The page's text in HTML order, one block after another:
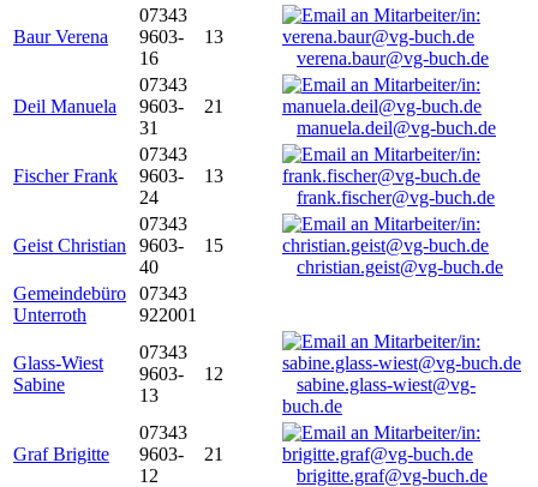
Baur Verena
07343
9603-
16
13
verena.baur@vg-buch.de
Deil Manuela
07343
9603-
31
21
manuela.deil@vg-buch.de
Fischer Frank
07343
9603-
24
13
frank.fischer@vg-buch.de
Geist Christian
07343
9603-
40
15
christian.geist@vg-buch.de
Gemeindebüro
Unterroth
07343
922001
Glass-Wiest
Sabine
07343
9603-
13
12
sabine.glass-wiest@vg-
buch.de
Graf Brigitte
07343
9603-
12
21
brigitte.graf@vg-buch.de